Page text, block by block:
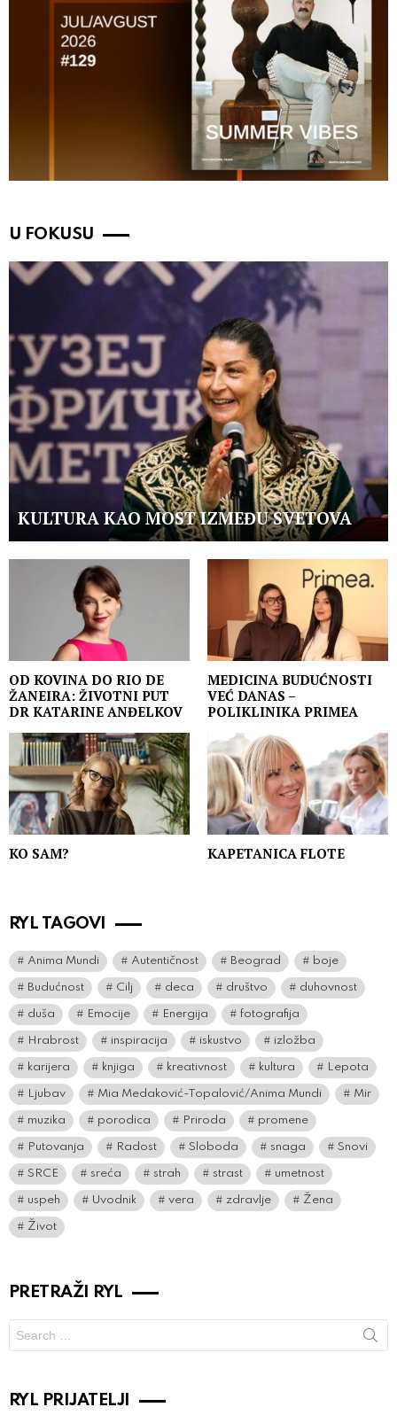
U FOKUSU
KULTURA KAO MOST IZMEĐU SVETOVA
OD KOVINA DO RIO DE
ŽANEIRA: ŽIVOTNI PUT
DR KATARINE ANĐELKOV
MEDICINA BUDUĆNOSTI
VEĆ DANAS –
POLIKLINIKA PRIMEA
KO SAM? KAPETANICA FLOTE
RYL TAGOVI
Anima Mundi Autentičnost Beograd boje
Budućnost Cilj deca društvo duhovnost
duša Emocije Energija fotografija
Hrabrost inspiracija iskustvo izložba
karijera knjiga kreativnost kultura Lepota
Ljubav Mia Medaković-Topalović/Anima Mundi Mir
muzika porodica Priroda promene
Putovanja Radost Sloboda snaga Snovi
SRCE sreća strah strast umetnost
uspeh Uvodnik vera zdravlje Žena
Život
PRETRAŽI RYL
for:
RYL PRIJATELJI